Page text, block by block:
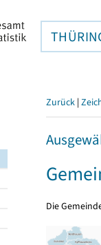
Zurück |
Die